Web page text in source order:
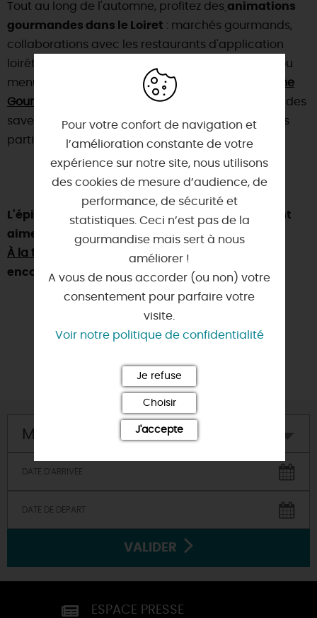
Tout au long de l'automne, profitez des animations
gourmandes dans le Loiret : marchés gourmands,
collaborations avec les restaurants d'application
loirétains, et, en novembre, la réalisation du plat ou
menu spécifique à la nouvelle édition de l'
Automne
Gourmand
. Une occasion parfaite pour découvrir des
saveurs uniques et se régaler dans les restaurants
participants !
L'épicurien.ne que vous êtes pourrait également
aimer
les vignobles et vins AOC du Loiret
À la table des chefs, en mode signature Loiret
encore les recettes de ces chefs du Loiret
ParPierre-Elise
Mon hôtel
VALIDER
ESPACE PRESSE
Pour votre confort de navigation et
l’amélioration constante de votre
expérience sur notre site, nous utilisons
des cookies de mesure d’audience, de
performance, de sécurité et
statistiques. Ceci n’est pas de la
gourmandise mais sert à nous
améliorer !
A vous de nous accorder (ou non) votre
consentement pour parfaire votre
visite.
Voir notre politique de confidentialité
Je refuse
Choisir
J'accepte